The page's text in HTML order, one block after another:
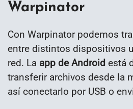
Warpinator
Con Warpinator podemos
entre distintos dispositivos
red. La app de Android está
transferir archivos desde la
así conectarlo por USB o